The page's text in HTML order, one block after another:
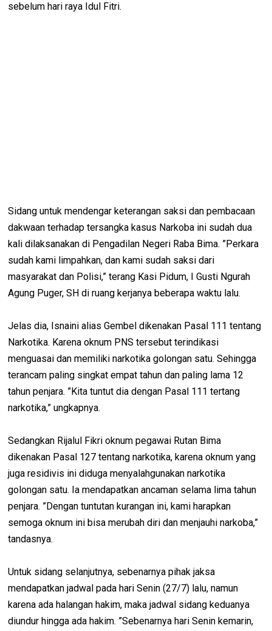
sebelum hari raya Idul Fitri.
Sidang untuk mendengar keterangan saksi dan pembacaan
dakwaan terhadap tersangka kasus Narkoba ini sudah dua
kali dilaksanakan di Pengadilan Negeri Raba Bima. ”Perkara
sudah kami limpahkan, dan kami sudah saksi dari
masyarakat dan Polisi,” terang Kasi Pidum, I Gusti Ngurah
Agung Puger, SH di ruang kerjanya beberapa waktu lalu.
Jelas dia, Isnaini alias Gembel dikenakan Pasal 111 tentang
Narkotika. Karena oknum PNS tersebut terindikasi
menguasai dan memiliki narkotika golongan satu. Sehingga
terancam paling singkat empat tahun dan paling lama 12
tahun penjara. ”Kita tuntut dia dengan Pasal 111 tertang
narkotika,” ungkapnya.
Sedangkan Rijalul Fikri oknum pegawai Rutan Bima
dikenakan Pasal 127 tentang narkotika, karena oknum yang
juga residivis ini diduga menyalahgunakan narkotika
golongan satu. Ia mendapatkan ancaman selama lima tahun
penjara. ”Dengan tuntutan kurangan ini, kami harapkan
semoga oknum ini bisa merubah diri dan menjauhi narkoba,”
tandasnya.
Untuk sidang selanjutnya, sebenarnya pihak jaksa
mendapatkan jadwal pada hari Senin (27/7) lalu, namun
karena ada halangan hakim, maka jadwal sidang keduanya
diundur hingga ada hakim. ”Sebenarnya hari Senin kemarin,